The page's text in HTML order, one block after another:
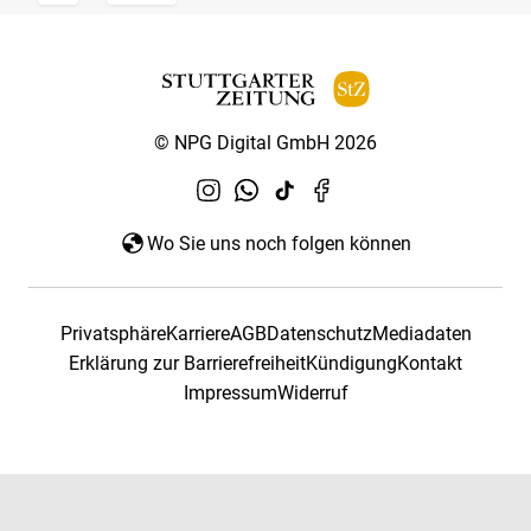
© NPG Digital GmbH 2026
Wo Sie uns noch folgen können
PrivatsphäreKarriereAGBDatenschutzMediadaten
Erklärung zur BarrierefreiheitKündigungKontakt
ImpressumWiderruf